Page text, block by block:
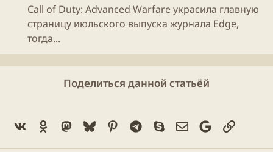
Call of Duty: Advanced Warfare украсила главную
страницу июльского выпуска журнала Edge,
тогда...
Поделиться данной статьёй
Vk Ok Mastodon
BlueskyPinterestTelegram
SkypeЭлектронная
GoogleСсылка